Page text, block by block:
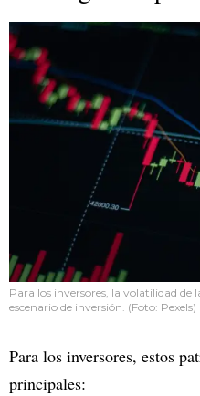
Para los inversores, la volatilidad
escenario de inversión. (Foto: Pexels)
Para los inversores, estos
principales: